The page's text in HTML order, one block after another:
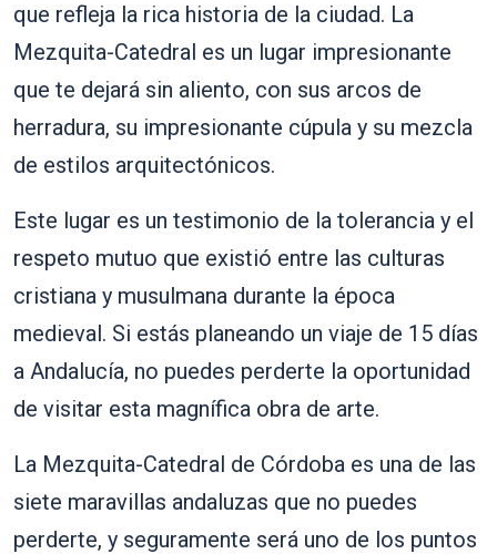
que refleja la rica historia de la ciudad. La
Mezquita-Catedral es un lugar impresionante
que te dejará sin aliento, con sus arcos de
herradura, su impresionante cúpula y su mezcla
de estilos arquitectónicos.
Este lugar es un testimonio de la tolerancia y el
respeto mutuo que existió entre las culturas
cristiana y musulmana durante la época
medieval. Si estás planeando un viaje de 15 días
a Andalucía, no puedes perderte la oportunidad
de visitar esta magnífica obra de arte.
La Mezquita-Catedral de Córdoba es una de las
siete maravillas andaluzas que no puedes
perderte, y seguramente será uno de los puntos